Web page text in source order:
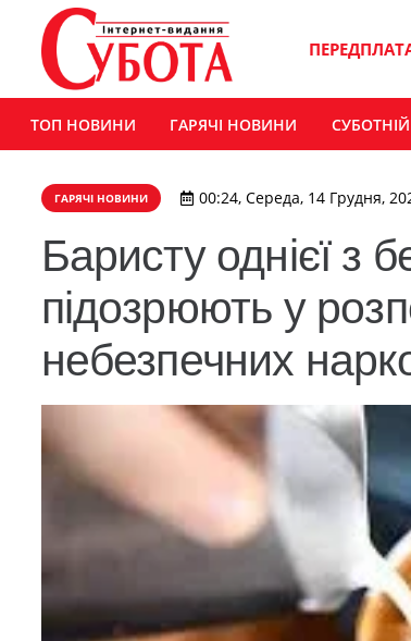
ТОП НОВИНИ ГАРЯЧІ НОВИНИ
ГАРЯЧІ НОВИНИ 00:24, Середа, 14 Грудня,
Баристу однієї з
підозрюють у
небезпечних